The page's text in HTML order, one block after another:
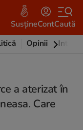
SusțineContCaută
Opinii
a aterizat în
Care